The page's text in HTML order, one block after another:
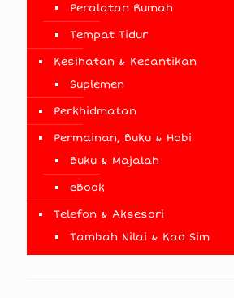
Peralatan Rumah
Tempat Tidur
Kesihatan & Kecantikan
Suplemen
Perkhidmatan
Permainan, Buku & Hobi
Buku & Majalah
eBook
Telefon & Aksesori
Tambah Nilai & Kad Sim